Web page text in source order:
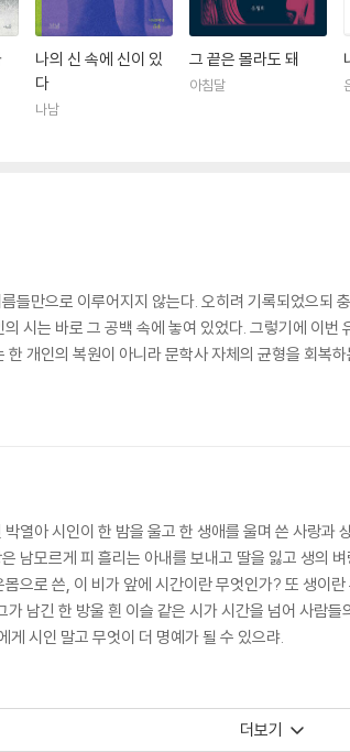
나의 신 속에 신이 있
다
나남
그 끝은 몰라도 돼
아침달
들만으로 이루어지지 않는다. 오히려 기록되었으되
시는 바로 그 공백 속에 놓여 있었다. 그렇기에 이
한 개인의 복원이 아니라 문학사 자체의 균형을 회복
열아 시인이 한 밤을 울고 한 생애를 울며 쓴 사랑과
남모르게 피 흘리는 아내를 보내고 딸을 잃고 생의
몸으로 쓴, 이 비가 앞에 시간이란 무엇인가? 또 생이
가 남긴 한 방울 흰 이슬 같은 시가 시간을 넘어 사람
게 시인 말고 무엇이 더 명예가 될 수 있으랴.
더보기